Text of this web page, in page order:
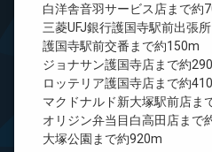
白洋舎音羽サービス店まで約
三菱UFJ銀行護国寺駅前出張
護国寺駅前交番まで約150m
ジョナサン護国寺店まで約
ロッテリア護国寺店まで約
マクドナルド新大塚駅前店ま
オリジン弁当目白高田店まで
大塚公園まで約920m